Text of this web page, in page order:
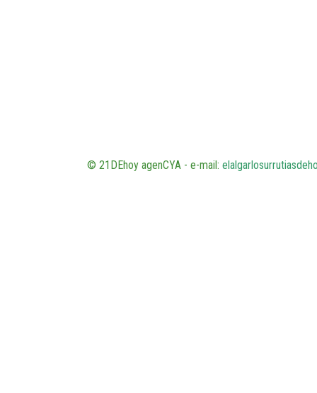
© 21DEhoy agenCYA - e-mail: